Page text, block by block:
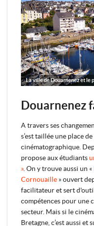
La ville de Douarnenez et le
Douarnenez
A travers ses
s’est taillée une place
cinématographique.
propose aux étudiants
». On y trouve aussi un «
Cornouaille » ouvert
facilitateur et sert
compétences pour une
secteur. Mais si le
Bretagne, c’est aussi et